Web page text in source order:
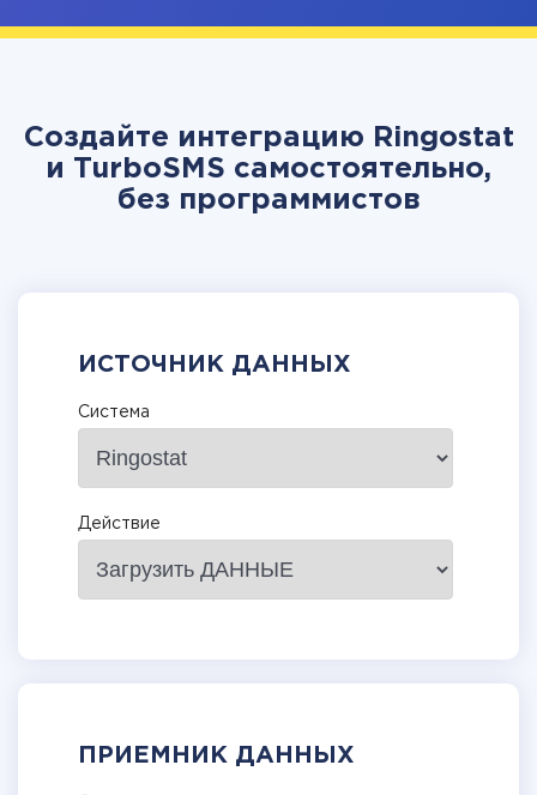
Создайте интеграцию Ringostat
и TurboSMS самостоятельно,
без программистов
ИСТОЧНИК ДАННЫХ
Система
Действие
ПРИЕМНИК ДАННЫХ